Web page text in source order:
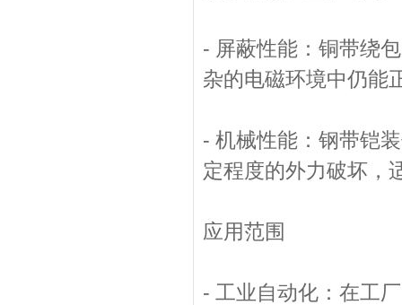
- 屏蔽性能：铜带绕
杂的电磁环境中仍能
- 机械性能：钢带铠
定程度的外力破坏，
应用范围
- 工业自动化：在工